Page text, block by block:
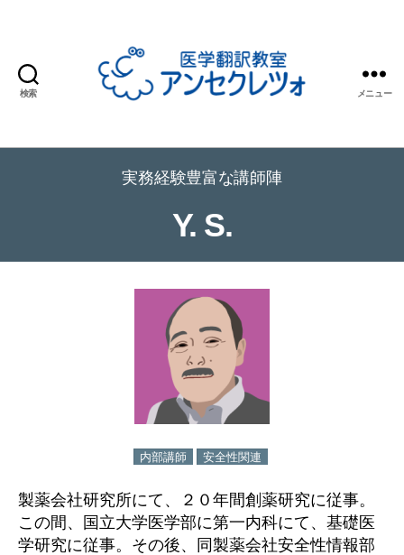
検索
学
翻
訳
室
ン
セ
ク
レ
ツ
ォ
メニュー
実務経験豊富な講師陣
Y. S.
内部講師 安全性関連
製薬会社研究所にて、２０年間創薬研究に従事。
この間、国立大学医学部に第一内科にて、基礎医
学研究に従事。その後、同製薬会社安全性情報部